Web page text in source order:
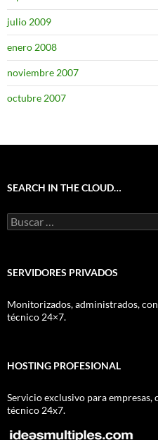
julio 2009
enero 2008
noviembre 2007
octubre 2007
SEARCH IN THE CLOUD…
Buscar:
SERVIDORES PRIVADOS
Monitorizados, administrados,
técnico 24×7.
HOSTING PROFESIONAL
Servicio exclusivo para
técnico 24x7.